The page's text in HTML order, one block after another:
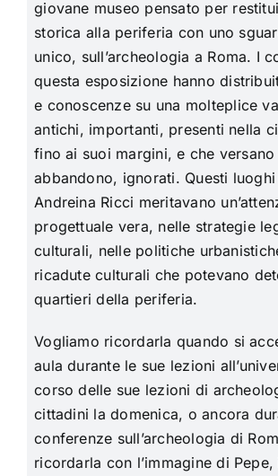
giovane museo pensato per
storica alla periferia con uno
unico, sull’archeologia a Roma. I
questa esposizione hanno
e conoscenze su una molteplice
antichi, importanti, presenti nella
fino ai suoi margini, e che versano
abbandono, ignorati. Questi
Andreina Ricci meritavano
progettuale vera, nelle strategie
culturali, nelle politiche
ricadute culturali che potevano
quartieri della periferia.
Vogliamo ricordarla quando si
aula durante le sue lezioni
corso delle sue lezioni di
cittadini la domenica, o ancora
conferenze sull’archeologia di
ricordarla con l’immagine di